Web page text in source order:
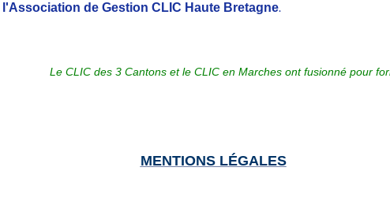
l'Association de Gestion CLIC Haute Bretagne.
Le CLIC des 3 Cantons et le CLIC en Marches ont fusionné pour
MENTIONS LÉGALES